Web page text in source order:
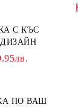
С КЪС
ПО ВАШ